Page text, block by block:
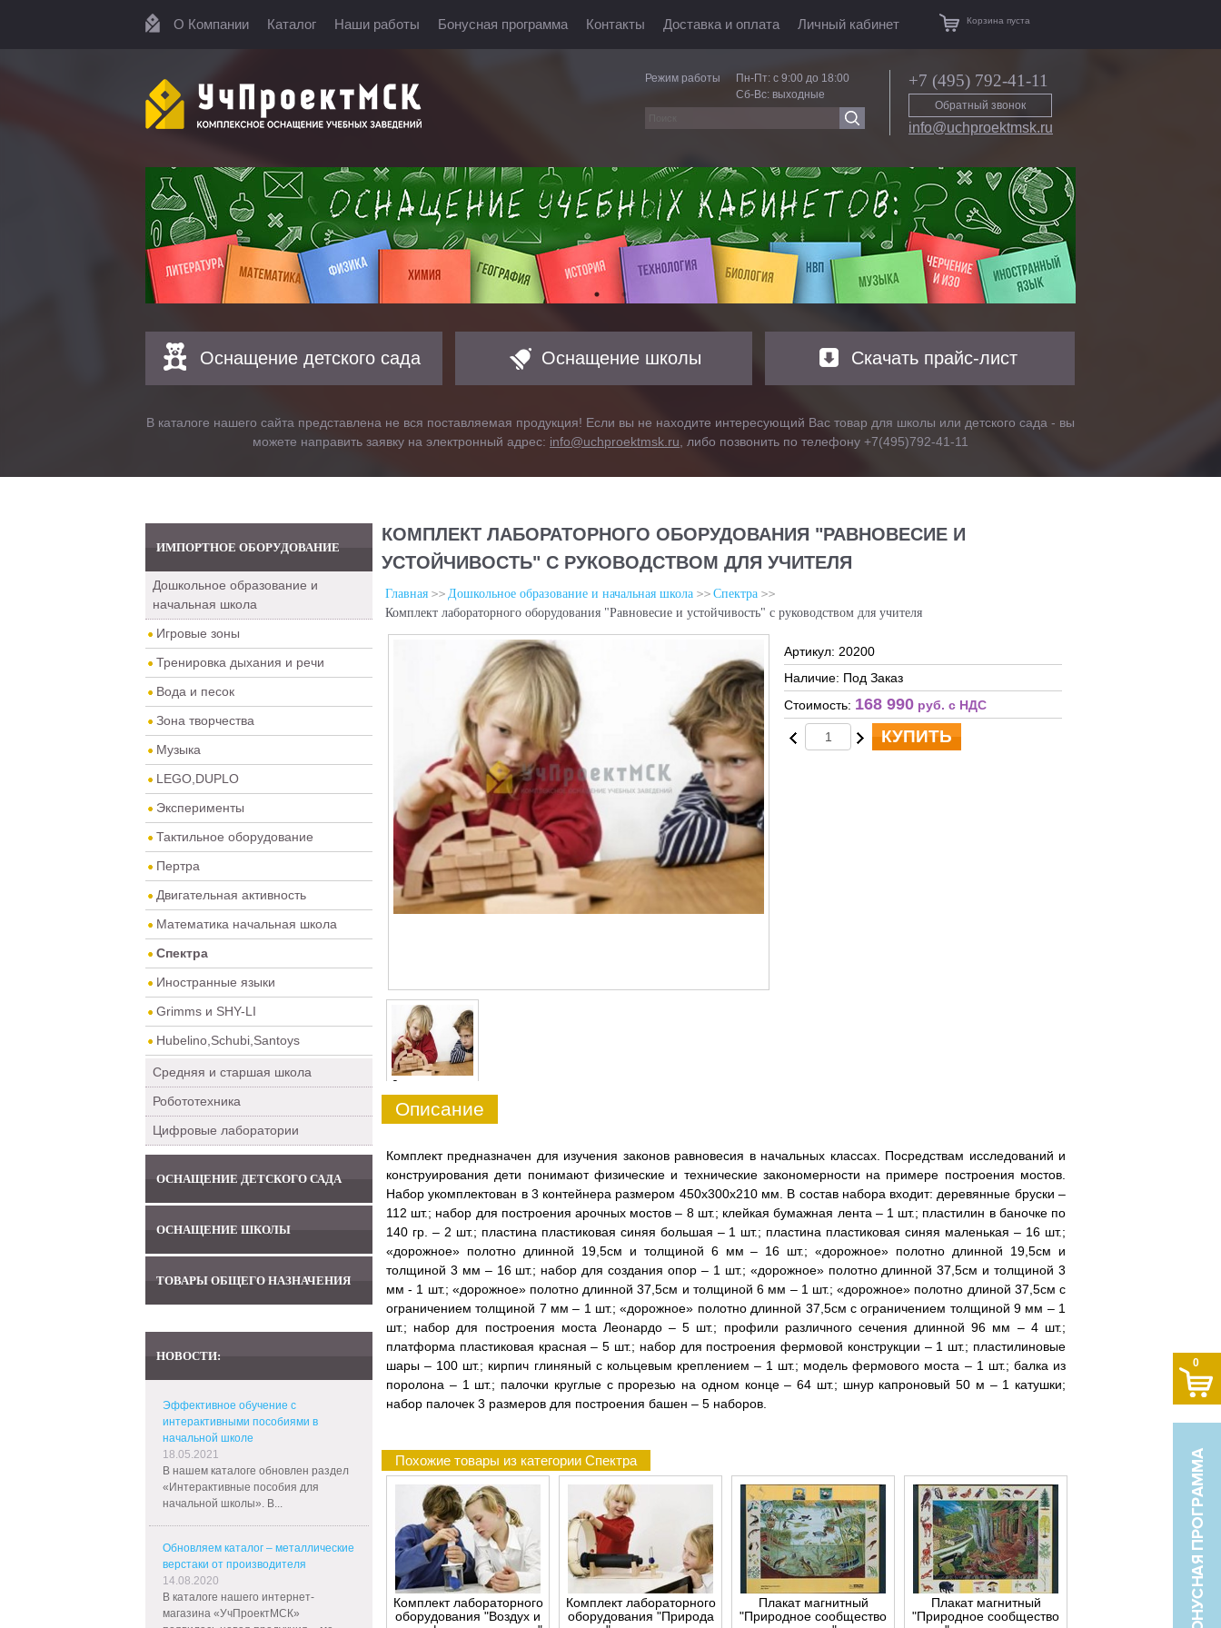
О Компании Каталог Наши работы Бонусная программа Контакты Доставка и оплата Личный кабинет Корзина пуста
Режим работы
Пн-Пт: с 9:00 до 18:00
Сб-Вс: выходные
+7 (495) 792-41-11
Обратный звонок
info@uchproektmsk.ru
Оснащение детского сада Оснащение школы Скачать прайс-лист
В каталоге нашего сайта представлена не вся поставляемая продукция! Если вы не находите интересующий Вас товар для школы или детского сада - вы
можете направить заявку на электронный адрес: info@uchproektmsk.ru , либо позвонить по телефону +7(495)792-41-11
ИМПОРТНОЕ ОБОРУДОВАНИЕ
Дошкольное образование и
начальная школа
Игровые зоны
Тренировка дыхания и речи
Вода и песок
Зона творчества
Музыка
LEGO,DUPLO
Эксперименты
Тактильное оборудование
Пертра
Двигательная активность
Математика начальная школа
Спектра
Иностранные языки
Grimms и SHY-LI
Hubelino,Schubi,Santoys
Средняя и старшая школа
Робототехника
Цифровые лаборатории
ОСНАЩЕНИЕ ДЕТСКОГО САДА
ОСНАЩЕНИЕ ШКОЛЫ
ТОВАРЫ ОБЩЕГО НАЗНАЧЕНИЯ
НОВОСТИ:
Эффективное обучение с
интерактивными пособиями в
начальной школе
18.05.2021
В нашем каталоге обновлен раздел
«Интерактивные пособия для
начальной школы». В...
Обновляем каталог – металлические
верстаки от производителя
14.08.2020
В каталоге нашего интернет-
магазина «УчПроектМСК»
КОМПЛЕКТ ЛАБОРАТОРНОГО ОБОРУДОВАНИЯ "РАВНОВЕСИЕ И
УСТОЙЧИВОСТЬ" С РУКОВОДСТВОМ ДЛЯ УЧИТЕЛЯ
Главная Дошкольное образование и начальная школа
Спектра
Комплект лабораторного оборудования "Равновесие и устойчивость" с руководством для учителя
0
Артикул: 20200
Наличие: Под Заказ
Стоимость: 168 990 руб. c НДС
КУПИТЬ
Описание
Комплект предназначен для изучения законов равновесия в начальных классах. Посредствам исследований и
конструирования дети понимают физические и технические закономерности на примере построения мостов.
Набор укомплектован в 3 контейнера размером 450х300х210 мм. В состав набора входит: деревянные бруски –
112 шт.; набор для построения арочных мостов – 8 шт.; клейкая бумажная лента – 1 шт.; пластилин в баночке по
140 гр. – 2 шт.; пластина пластиковая синяя большая – 1 шт.; пластина пластиковая синяя маленькая – 16 шт.;
«дорожное» полотно длинной 19,5см и толщиной 6 мм – 16 шт.; «дорожное» полотно длинной 19,5см и
толщиной 3 мм – 16 шт.; набор для создания опор – 1 шт.; «дорожное» полотно длинной 37,5см и толщиной 3
мм - 1 шт.; «дорожное» полотно длинной 37,5см и толщиной 6 мм – 1 шт.; «дорожное» полотно длиной 37,5см с
ограничением толщиной 7 мм – 1 шт.; «дорожное» полотно длинной 37,5см с ограничением толщиной 9 мм – 1
шт.; набор для построения моста Леонардо – 5 шт.; профили различного сечения длинной 96 мм – 4 шт.;
платформа пластиковая красная – 5 шт.; набор для построения фермовой конструкции – 1 шт.; пластилиновые
шары – 100 шт.; кирпич глиняный с кольцевым креплением – 1 шт.; модель фермового моста – 1 шт.; балка из
поролона – 1 шт.; палочки круглые с прорезью на одном конце – 64 шт.; шнур капроновый 50 м – 1 катушки;
набор палочек 3 размеров для построения башен – 5 наборов.
Похожие товары из категории Спектра
Комплект лабораторного
оборудования "Воздух и
Комплект лабораторного
оборудования "Природа
Плакат магнитный
"Природное сообщество
Плакат магнитный
"Природное сообщество
0